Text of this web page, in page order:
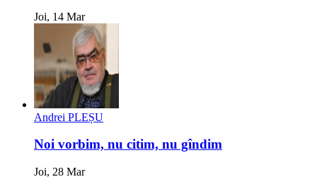
Joi, 14 Mar
Andrei PLEȘU
Noi vorbim, nu citim, nu gîndim
Joi, 28 Mar